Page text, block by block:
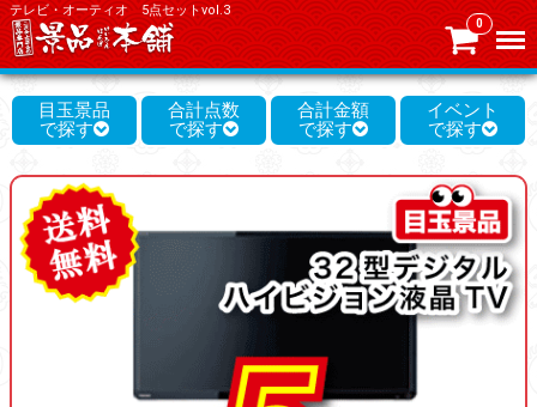
テレビ・オーティオ 5点セットvol.3
0 Menu
目玉景品 合計点数 合計金額 イベント